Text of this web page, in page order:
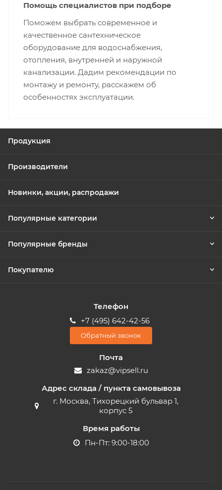
Помощь специалистов при подборе
Поможем выбрать современное и
качественное сантехническое
оборудование для водоснабжения,
отопления, внутренней и наружной
канализации. Дадим рекомендации по
монтажу и ремонту, расскажем об
особенностях эксплуатации.
Продукция
Производители
Новинки, акции, распродажи
Популярные категории
Популярные бренды
Покупателю
Телефон
+7 (495) 642-42-56
Обратный звонок
Почта
zakaz@vipsell.ru
Адрес склада / пункта самовывоза
г. Москва, Тихорецкий бульвар 1,
корпус 5
Время работы
Пн-Пт: 9:00-18:00